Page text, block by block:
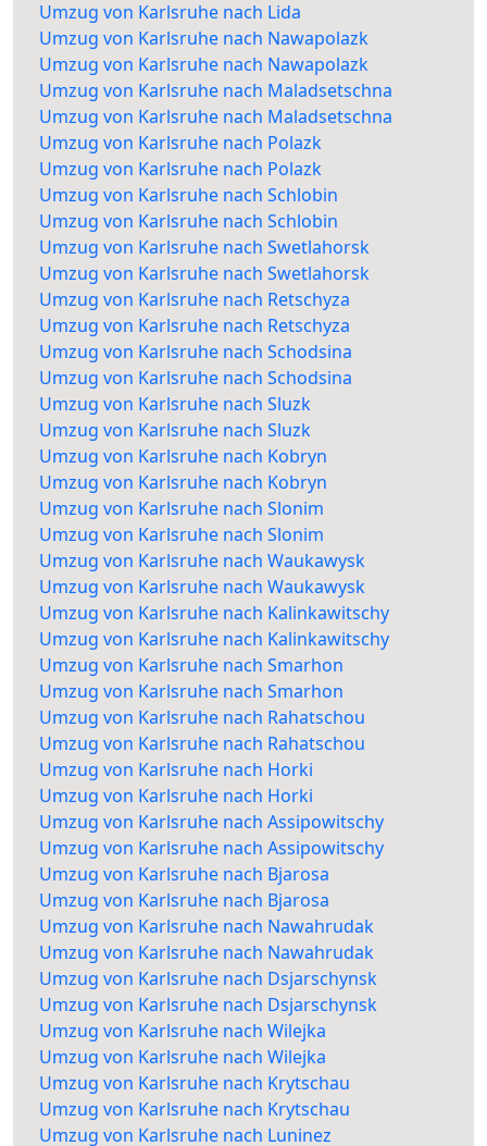
Umzug von Karlsruhe nach Lida
Umzug von Karlsruhe nach Nawapolazk
Umzug von Karlsruhe nach Nawapolazk
Umzug von Karlsruhe nach Maladsetschna
Umzug von Karlsruhe nach Maladsetschna
Umzug von Karlsruhe nach Polazk
Umzug von Karlsruhe nach Polazk
Umzug von Karlsruhe nach Schlobin
Umzug von Karlsruhe nach Schlobin
Umzug von Karlsruhe nach Swetlahorsk
Umzug von Karlsruhe nach Swetlahorsk
Umzug von Karlsruhe nach Retschyza
Umzug von Karlsruhe nach Retschyza
Umzug von Karlsruhe nach Schodsina
Umzug von Karlsruhe nach Schodsina
Umzug von Karlsruhe nach Sluzk
Umzug von Karlsruhe nach Sluzk
Umzug von Karlsruhe nach Kobryn
Umzug von Karlsruhe nach Kobryn
Umzug von Karlsruhe nach Slonim
Umzug von Karlsruhe nach Slonim
Umzug von Karlsruhe nach Waukawysk
Umzug von Karlsruhe nach Waukawysk
Umzug von Karlsruhe nach Kalinkawitschy
Umzug von Karlsruhe nach Kalinkawitschy
Umzug von Karlsruhe nach Smarhon
Umzug von Karlsruhe nach Smarhon
Umzug von Karlsruhe nach Rahatschou
Umzug von Karlsruhe nach Rahatschou
Umzug von Karlsruhe nach Horki
Umzug von Karlsruhe nach Horki
Umzug von Karlsruhe nach Assipowitschy
Umzug von Karlsruhe nach Assipowitschy
Umzug von Karlsruhe nach Bjarosa
Umzug von Karlsruhe nach Bjarosa
Umzug von Karlsruhe nach Nawahrudak
Umzug von Karlsruhe nach Nawahrudak
Umzug von Karlsruhe nach Dsjarschynsk
Umzug von Karlsruhe nach Dsjarschynsk
Umzug von Karlsruhe nach Wilejka
Umzug von Karlsruhe nach Wilejka
Umzug von Karlsruhe nach Krytschau
Umzug von Karlsruhe nach Krytschau
Umzug von Karlsruhe nach Luninez